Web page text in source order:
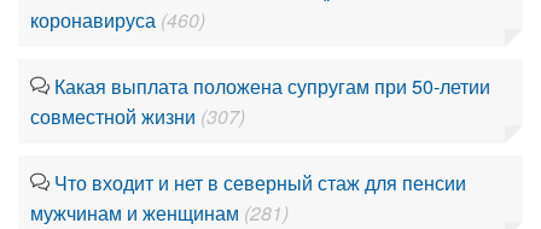
коронавируса (460)
Какая выплата положена супругам при 50-летии
совместной жизни (307)
Что входит и нет в северный стаж для пенсии
мужчинам и женщинам (281)